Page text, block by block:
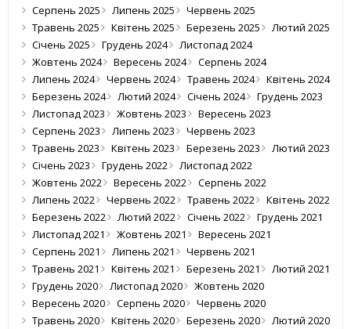
Серпень 2025
Липень 2025
Червень 2025
Травень 2025
Квітень 2025 Березень 2025
Лютий 2025
Січень 2025
Грудень 2024
Листопад 2024
Жовтень 2024
Вересень 2024
Серпень 2024
Липень 2024
Червень 2024 Травень 2024
Квітень 2024
Березень 2024
Лютий 2024 Січень 2024
Грудень 2023
Листопад 2023
Жовтень 2023
Вересень 2023
Серпень 2023
Липень 2023
Червень 2023
Травень 2023
Квітень 2023 Березень 2023
Лютий 2023
Січень 2023
Грудень 2022
Листопад 2022
Жовтень 2022
Вересень 2022
Серпень 2022
Липень 2022
Червень 2022 Травень 2022
Квітень 2022
Березень 2022
Лютий 2022 Січень 2022
Грудень 2021
Листопад 2021
Жовтень 2021
Вересень 2021
Серпень 2021
Липень 2021
Червень 2021
Травень 2021
Квітень 2021 Березень 2021
Лютий 2021
Грудень 2020
Листопад 2020
Жовтень 2020
Вересень 2020
Серпень 2020
Червень 2020
Травень 2020
Квітень 2020 Березень 2020
Лютий 2020